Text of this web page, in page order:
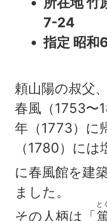
7-24
指定 昭和
頼山陽の叔父
春風（1753〜
年（1773）に
（1780）に
に春風館を建
ました。
その人柄は「
と